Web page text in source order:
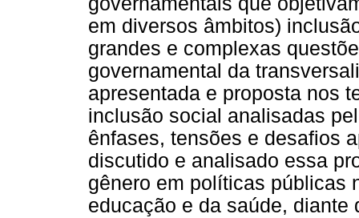
em diversos âmbitos)
grandes e complexas
governamental da
apresentada e proposta nos
inclusão social analisadas
ênfases, tensões e desafios
discutido e analisado essa
gênero em políticas públicas
educação e da saúde, diante